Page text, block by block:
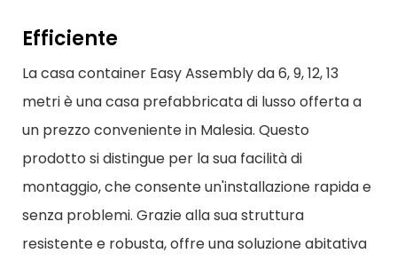
Efficiente
La casa container Easy Assembly da 6, 9, 12, 13
metri è una casa prefabbricata di lusso offerta a
un prezzo conveniente in Malesia. Questo
prodotto si distingue per la sua facilità di
montaggio, che consente un'installazione rapida e
senza problemi. Grazie alla sua struttura
resistente e robusta, offre una soluzione abitativa